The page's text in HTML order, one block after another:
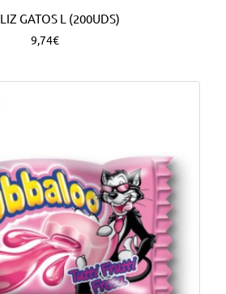
GATOS L (200UDS)
9,74€